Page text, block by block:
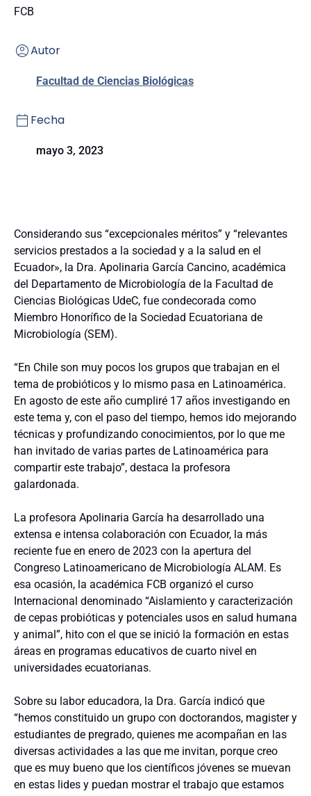
FCB
Autor
Facultad de Ciencias Biológicas
Fecha
mayo 3, 2023
Considerando sus “excepcionales méritos” y “relevantes
servicios prestados a la sociedad y a la salud en el
Ecuador», la Dra. Apolinaria García Cancino, académica
del Departamento de Microbiología de la Facultad de
Ciencias Biológicas UdeC, fue condecorada como
Miembro Honorífico de la Sociedad Ecuatoriana de
Microbiología (SEM).
“En Chile son muy pocos los grupos que trabajan en el
tema de probióticos y lo mismo pasa en Latinoamérica.
En agosto de este año cumpliré 17 años investigando en
este tema y, con el paso del tiempo, hemos ido mejorando
técnicas y profundizando conocimientos, por lo que me
han invitado de varias partes de Latinoamérica para
compartir este trabajo”, destaca la profesora
galardonada.
La profesora Apolinaria García ha desarrollado una
extensa e intensa colaboración con Ecuador, la más
reciente fue en enero de 2023 con la apertura del
Congreso Latinoamericano de Microbiología ALAM. Es
esa ocasión, la académica FCB organizó el curso
Internacional denominado “Aislamiento y caracterización
de cepas probióticas y potenciales usos en salud humana
y animal”, hito con el que se inició la formación en estas
áreas en programas educativos de cuarto nivel en
universidades ecuatorianas.
Sobre su labor educadora, la Dra. García indicó que
“hemos constituido un grupo con doctorandos, magister y
estudiantes de pregrado, quienes me acompañan en las
diversas actividades a las que me invitan, porque creo
que es muy bueno que los científicos jóvenes se muevan
en estas lides y puedan mostrar el trabajo que estamos